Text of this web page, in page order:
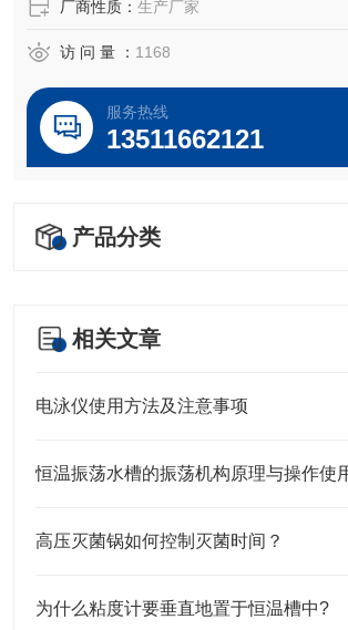
厂商性质： 生产厂家
访 问 量 ： 1168
服务热线
13511662121
产品分类
相关文章
电泳仪使用方法及注意事项
恒温振荡水槽的振荡机构原理与操作使
高压灭菌锅如何控制灭菌时间？
为什么粘度计要垂直地置于恒温槽中?